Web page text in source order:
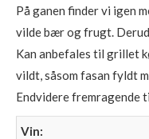
På ganen finder vi igen
vilde bær og frugt.
Kan anbefales til grillet
vildt, såsom fasan fyldt
Endvidere fremragende
Vin: